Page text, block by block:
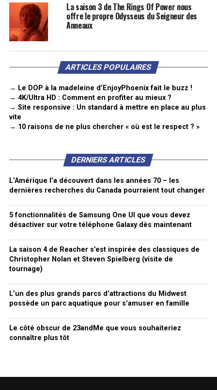
La saison 3 de The Rings Of Power nous
offre le propre Odysseus du Seigneur des
Anneaux
ARTICLES POPULAIRES
→ Le DOP à la madeleine d’EnjoyPhoenix fait le buzz !
→ 4K/Ultra HD : Comment en profiter au mieux ?
→ Site responsive : Un standard à mettre en place au plus
vite
→ 10 raisons de ne plus chercher « où est le respect ? »
DERNIERS ARTICLES
L’Amérique l’a découvert dans les années 70 – les
dernières recherches du Canada pourraient tout changer
5 fonctionnalités de Samsung One UI que vous devez
désactiver sur votre téléphone Galaxy dès maintenant
La saison 4 de Reacher s’est inspirée des classiques de
Christopher Nolan et Steven Spielberg (visite de
tournage)
L’un des plus grands parcs d’attractions du Midwest
possède un parc aquatique pour s’amuser en famille
Le côté obscur de 23andMe que vous souhaiteriez
connaître plus tôt